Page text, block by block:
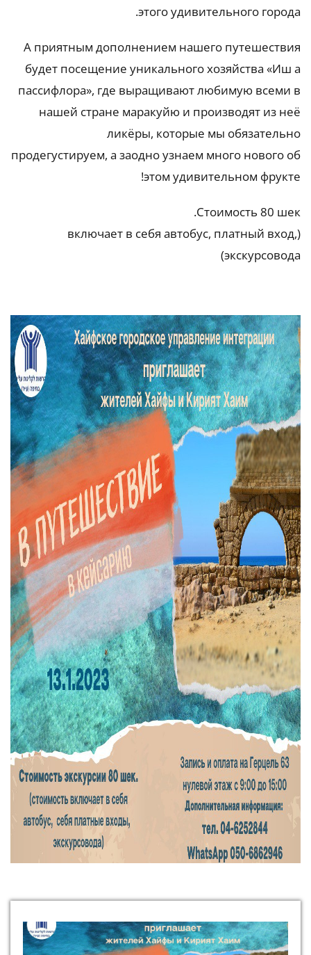
этого удивительного города.
А приятным дополнением нашего путешествия
будет посещение уникального хозяйства «Иш а
пассифлора», где выращивают любимую всеми в
нашей стране маракуйю и производят из неё
ликёры, которые мы обязательно
продегустируем, а заодно узнаем много нового об
этом удивительном фрукте!
Стоимость 80 шек.
(включает в себя автобус, платный вход,
экскурсовода)